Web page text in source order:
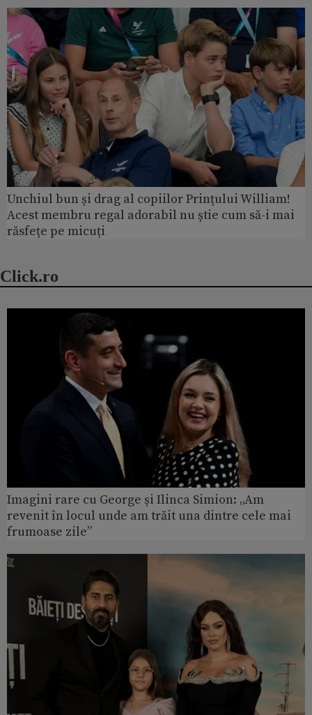
Unchiul bun și drag al copiilor Prințului William!
Acest membru regal adorabil nu știe cum să-i mai
răsfețe pe micuți
Click.ro
Imagini rare cu George și Ilinca Simion: „Am
revenit în locul unde am trăit una dintre cele mai
frumoase zile”